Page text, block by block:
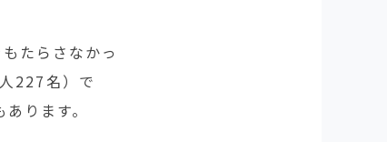
たらさなかっ
227名）で
ります。